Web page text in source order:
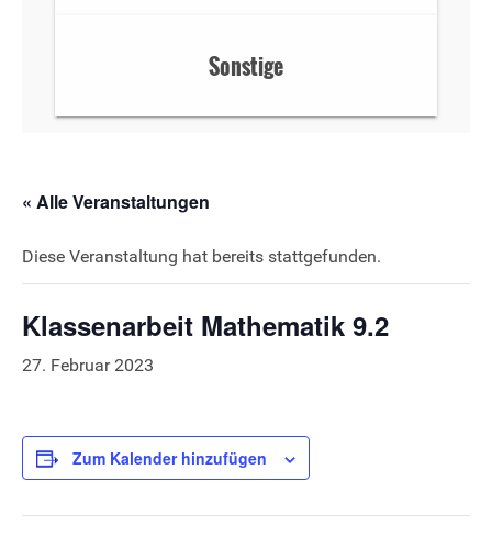
Sonstige
« Alle Veranstaltungen
Diese Veranstaltung hat bereits stattgefunden.
Klassenarbeit Mathematik 9.2
27. Februar 2023
Zum Kalender hinzufügen